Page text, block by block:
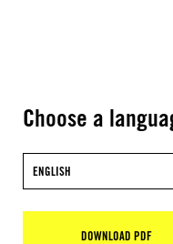
Choose a
ENGLISH
DOWNLOAD PDF